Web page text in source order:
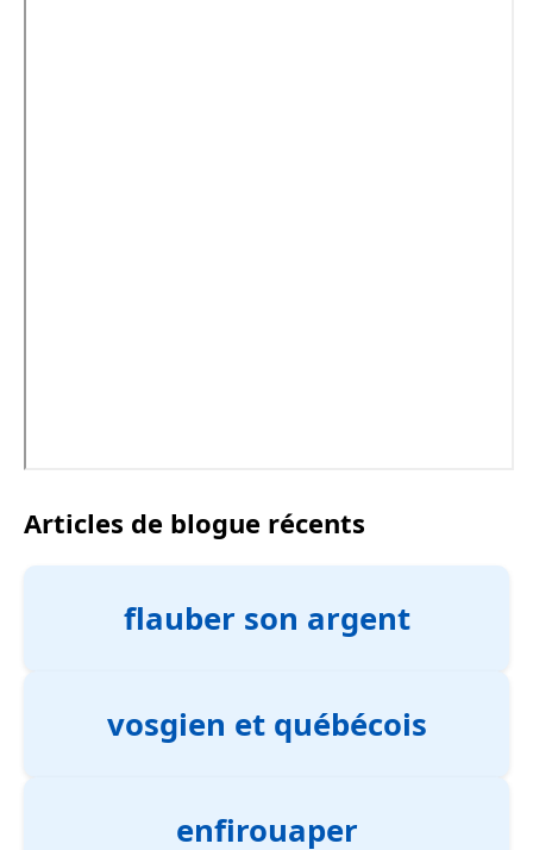
Articles de blogue récents
flauber son argent
vosgien et québécois
enfirouaper